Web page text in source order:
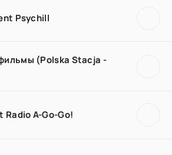
Psychill
(Polska Stacja -
Radio A-Go-Go!